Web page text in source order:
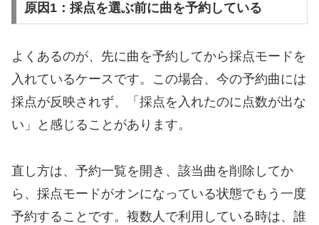
原因1：採点を選ぶ前に曲を予約している
よくあるのが、先に曲を予約してから採点モードを
入れているケースです。この場合、今の予約曲には
採点が反映されず、「採点を入れたのに点数が出な
い」と感じることがあります。
直し方は、予約一覧を開き、該当曲を削除してか
ら、採点モードがオンになっている状態でもう一度
予約することです。複数人で利用している時は、誰